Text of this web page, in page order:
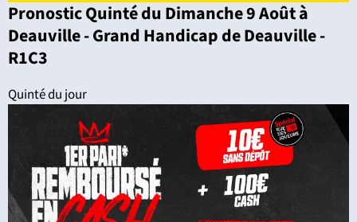
Pronostic Quinté du Dimanche 9 Août à
Deauville - Grand Handicap de Deauville -
R1C3
Quinté du jour